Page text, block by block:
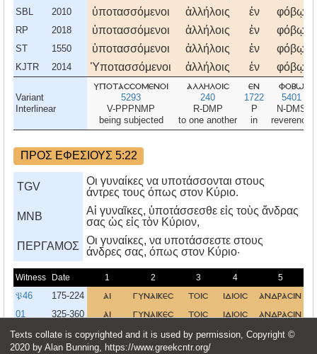
SBL 2010 ὑποτασσόμενοι ἀλλήλοις ἐν φόβῳ
RP 2018 ὑποτασσόμενοι ἀλλήλοις ἐν φόβῳ
ST 1550 ὑποτασσόμενοι ἀλλήλοις ἐν φόβῳ
KJTR 2014 Ὑποτασσόμενοι ἀλλήλοις ἐν φόβῳ
Variant
Interlinear
υποτασσομενοι
5293
V-PPPNMP
being subjected
αλληλοισ
240
R-DMP
to one another
εν
1722
P
in
φοβω
5401
N-DMS
reverence
ΠΡΟΣ ΕΦΕΣΙΟΥΣ 5:22
TGV
Οι γυναίκες να υποτάσσονται στους
άντρες τους όπως στον Κύριο.
MNB
Αἱ γυναῖκες, ὑποτάσσεσθε εἰς τοὺς ἄνδρας
σας ὡς εἰς τὸν Κύριον,
ΠΕΡΓΑΜΟΣ
Oι γυναίκες, να υποτάσσεστε στους
άνδρες σας, όπως στον Kύριο·
Witness Date 1 2 3 4 5
𝔓46 175-224 αι γυναικεσ τοισ ιδιοισ ανδρασιν
01 325-360 αι γυναικεσ τοισ ιδιοισ ανδρασιν
03 325-349 αι γυναικεσ τοισ ιδιοισ ανδρασιν
02 375-499 αι γυναικεσ τοισ
Texts collate is copyrighted and it is used by permission, Copyright ©
2020 by Alan Bunning, https://www.greekcntr.org/